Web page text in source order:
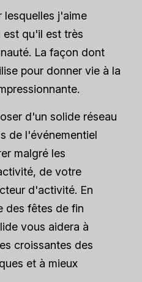
lesquelles j'aime
est qu'il est très
La façon dont
pour donner vie à la
d'un solide réseau
de l'événementiel
malgré les
de votre
d'activité. En
des fêtes de fin
vous aidera à
croissantes des
et à mieux